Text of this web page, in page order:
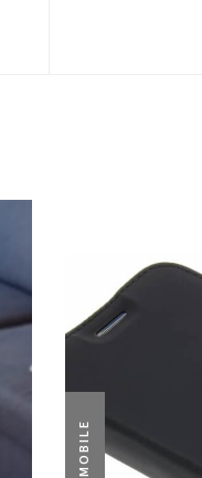
MOBILE